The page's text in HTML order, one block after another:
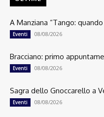
A Manziana “Tango:
Eventi 08/08/2026
Bracciano: primo
Eventi 08/08/2026
Sagra dello Gnoccarello a
Eventi 08/08/2026